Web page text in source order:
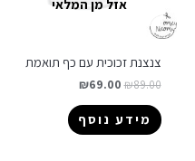
אזל מן המלאי
צנצנת זכוכית עם כף תואמת
₪89.00
₪69.00
מידע נוסף